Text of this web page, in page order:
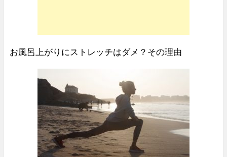
お風呂上がりにストレッチはダメ？その理由